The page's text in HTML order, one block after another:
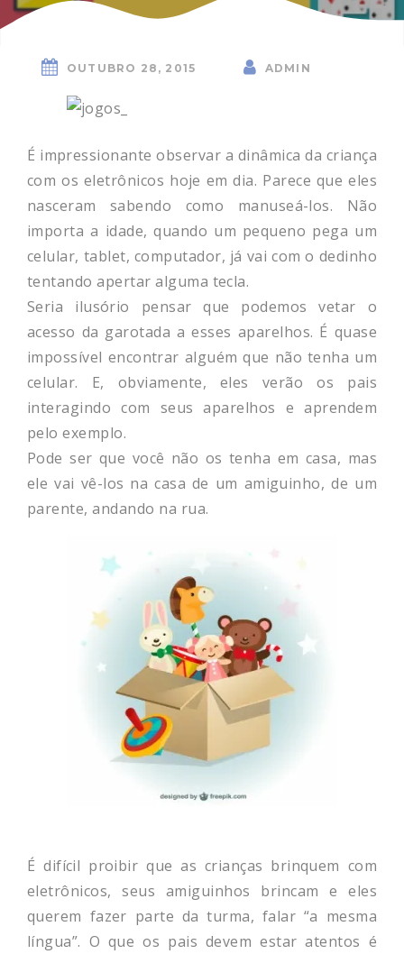
OUTUBRO 28, 2015 ADMIN
É impressionante observar a dinâmica da criança
com os eletrônicos hoje em dia. Parece que eles
nasceram sabendo como manuseá-los. Não
importa a idade, quando um pequeno pega um
celular, tablet, computador, já vai com o dedinho
tentando apertar alguma tecla.
Seria ilusório pensar que podemos vetar o
acesso da garotada a esses aparelhos. É quase
impossível encontrar alguém que não tenha um
celular. E, obviamente, eles verão os pais
interagindo com seus aparelhos e aprendem
pelo exemplo.
Pode ser que você não os tenha em casa, mas
ele vai vê-los na casa de um amiguinho, de um
parente, andando na rua.
É difícil proibir que as crianças brinquem com
eletrônicos, seus amiguinhos brincam e eles
querem fazer parte da turma, falar “a mesma
língua”. O que os pais devem estar atentos é